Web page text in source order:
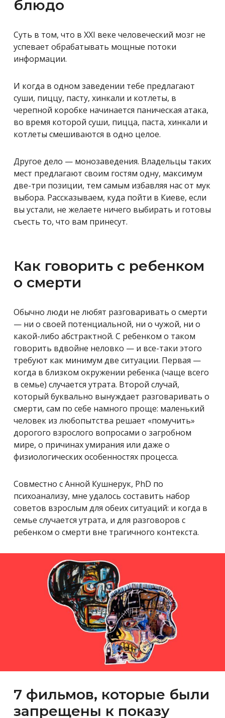
блюдо
Суть в том, что в XXI веке человеческий мозг не
успевает обрабатывать мощные потоки
информации.
И когда в одном заведении тебе предлагают
суши, пиццу, пасту, хинкали и котлеты, в
черепной коробке начинается паническая атака,
во время которой суши, пицца, паста, хинкали и
котлеты смешиваются в одно целое.
Другое дело — монозаведения. Владельцы таких
мест предлагают своим гостям одну, максимум
две-три позиции, тем самым избавляя нас от мук
выбора. Рассказываем, куда пойти в Киеве, если
вы устали, не желаете ничего выбирать и готовы
съесть то, что вам принесут.
Как говорить с ребенком
о смерти
Обычно люди не любят разговаривать о смерти
— ни о своей потенциальной, ни о чужой, ни о
какой-либо абстрактной. С ребенком о таком
говорить вдвойне неловко — и все-таки этого
требуют как минимум две ситуации. Первая —
когда в близком окружении ребенка (чаще всего
в семье) случается утрата. Второй случай,
который буквально вынуждает разговаривать о
смерти, сам по себе намного проще: маленький
человек из любопытства решает «помучить»
дорогого взрослого вопросами о загробном
мире, о причинах умирания или даже о
физиологических особенностях процесса.
Совместно с Анной Кушнерук, PhD по
психоанализу, мне удалось составить набор
советов взрослым для обеих ситуаций: и когда в
семье случается утрата, и для разговоров с
ребенком о смерти вне трагичного контекста.
7 фильмов, которые были
запрещены к показу